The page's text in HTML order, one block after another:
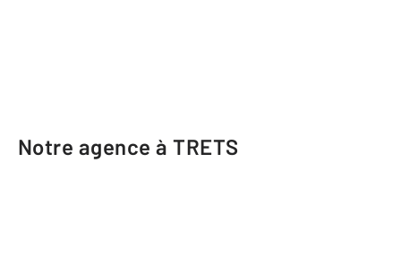
Notre agence à TRETS